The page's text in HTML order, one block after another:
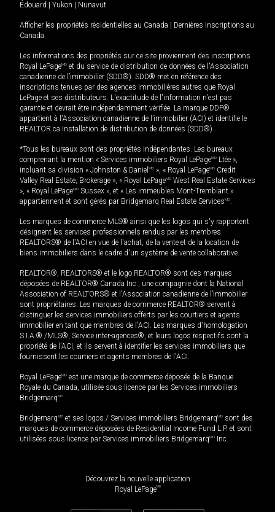
Édouard
Yukon Nunavut
Afficher les propriétés résidentielles au Canada
Dernières inscriptions au
Canada
Les informations des propriétés sur ce site proviennent des inscriptions
Royal LePageMD et du service de distribution de données de l'Association
canadienne de l’immobilier (SDD®). SDD® met en référence des
inscriptions tenues par des agences immobilières autres que Royal
LePage et ses distributeurs. L'exactitude de l'information n'est pas
garantie et devrait être indépendamment vérifiée. La marque DDF®
appartient à l'Association canadienne de l’immobilier (ACI) et identifie le
REALTOR.ca Installation de distribution de données (SDD®).
*Tous les bureaux sont des propriétés indépendantes. Les bureaux
comprenant la mention « Services immobiliers Royal LePageMD Ltée »,
incluant sa division « Johnston & Daniel MD », « Royal LePageMD Credit
Valley Real Estate, Brokerage », « Royal LePageMD West Real Estate Services
», « Royal LePageMD Sussex », et « Les immeubles Mont-Tremblant »
appartiennent et sont gérés par Bridgemarq Real Estate ServicesMD.
Les marques de commerce MLS® ainsi que les logos qui s'y rapportent
désignent les services professionnels rendus par les membres
REALTORS® de l'ACI en vue de l'achat, de la vente et de la location de
biens immobiliers dans le cadre d'un système de vente collaborative.
REALTOR®, REALTORS® et le logo REALTOR® sont des marques
déposées de REALTOR® Canada Inc., une compagnie dont la National
Association of REALTORS® et l'Association canadienne de l’immobilier
sont propriétaires. Les marques de commerce REALTOR® servent à
distinguer les services immobiliers offerts par les courtiers et agents
immobilier en tant que membres de l'ACI. Les marques d'homologation
S.I.A.® /MLS®, Service inter-agences®, et leurs logos respectifs sont la
propriété de l'ACI, et ils servent à identifier les services immobiliers que
fournissent les courtiers et agents membres de l'ACI.
Royal LePageMD est une marque de commerce déposée de la Banque
Royale du Canada, utilisée sous licence par les Services immobiliers
BridgemarqMD.
BridgemarqMD et ses logos / Services immobiliers BridgemarqMD sont des
marques de commerce déposées de Residential Income Fund L.P. et sont
utilisées sous licence par Services immobiliers BridgemarqMD Inc.
Découvrez la nouvelle application
Royal LePageMD